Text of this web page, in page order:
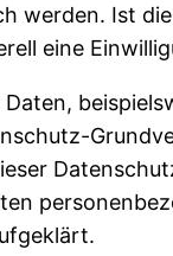
werden. Ist
eine